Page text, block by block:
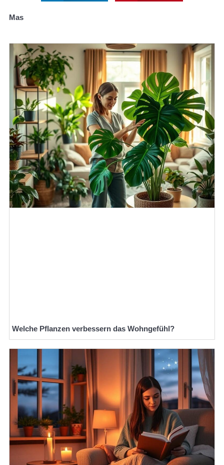
Mas
Welche Pflanzen verbessern das Wohngefühl?